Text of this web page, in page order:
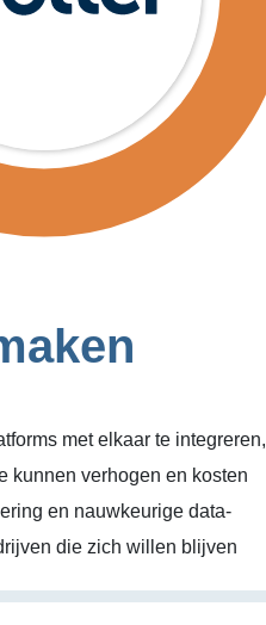
met elkaar te integreren,
kunnen verhogen en kosten
en nauwkeurige data-
die zich willen blijven